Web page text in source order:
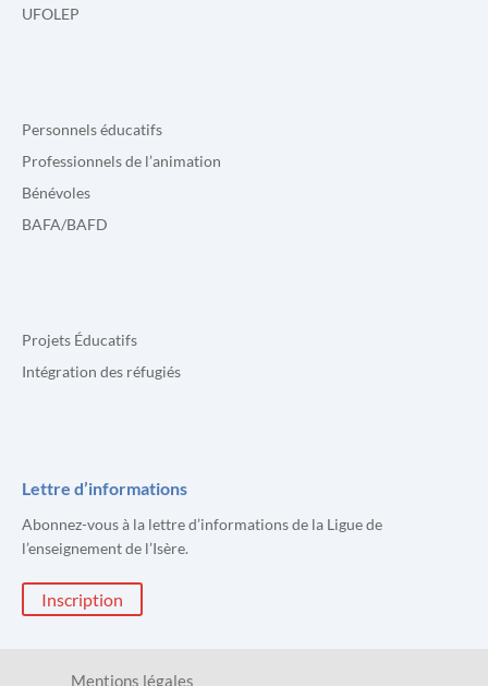
UFOLEP
Personnels éducatifs
Professionnels de l’animation
Bénévoles
BAFA/BAFD
Projets Éducatifs
Intégration des réfugiés
Lettre d’informations
Abonnez-vous à la lettre d’informations de la Ligue de
l’enseignement de l’Isère.
Inscription
Mentions légales